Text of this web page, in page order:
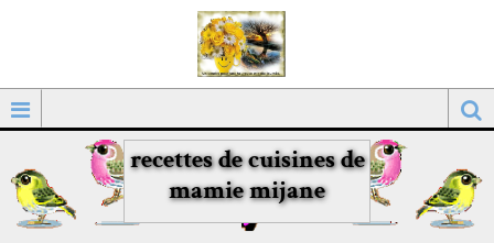
recettes de cuisines de
mamie mijane